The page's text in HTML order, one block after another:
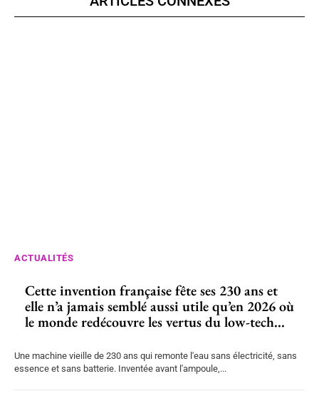
ACTUALITÉS
Cette invention française fête ses 230 ans et
elle n’a jamais semblé aussi utile qu’en 2026 où
le monde redécouvre les vertus du low-tech...
Une machine vieille de 230 ans qui remonte l'eau sans électricité, sans
essence et sans batterie. Inventée avant l'ampoule,...